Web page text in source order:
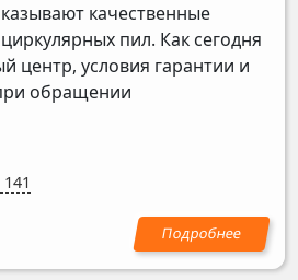
качественные
пил. Как сегодня
центр, условия гарантии и
обращении